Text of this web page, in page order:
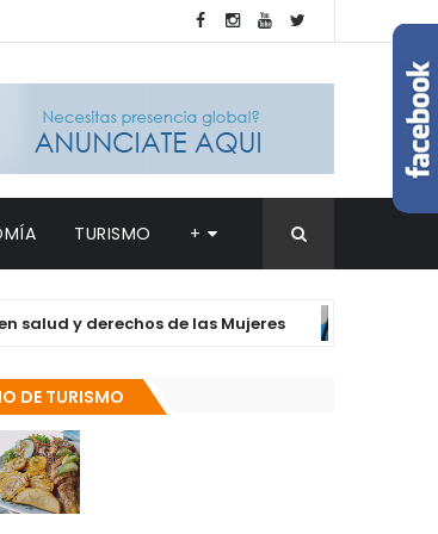
TURISMO +
y derechos de las Mujeres DESTACADAS
DE TURISMO